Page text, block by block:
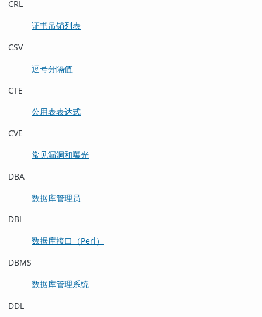
CRL
证书吊销列表
CSV
逗号分隔值
CTE
公用表表达式
CVE
常见漏洞和曝光
DBA
数据库管理员
DBI
数据库接口（Perl）
DBMS
数据库管理系统
DDL